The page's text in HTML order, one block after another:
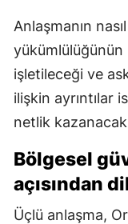
Anlaşmanın
işletileceği ve
ilişkin ayrıntılar
netlik
Bölgesel
açısından
Üçlü anlaşma,